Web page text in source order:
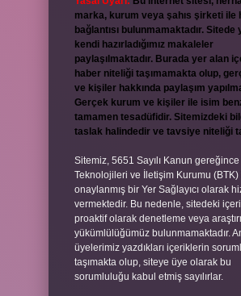
marka, kurum veya şahıs şirketi ile
bağlantısı bulunmamaktadır. Sitede
kendi hazırladığımız makaleler
paylaşılmaktadır. Burada yer alan
haber niteliği taşımamakta olup,
ve kişiler hakkında paylaşım
Gerçek kurum ve kişiler ile isim
tamamen tesadüfidir. Sitemizdeki
taslak halindedir ve tavsiye niteliği
Sitemiz, 5651 Sayılı Kanun
Teknolojileri ve İletişim Kurumu (BTK)
onaylanmış bir Yer Sağlayıcı olarak
vermektedir. Bu nedenle, sitedeki
proaktif olarak denetleme veya
yükümlülüğümüz bulunmamaktadır.
üyelerimiz yazdıkları içeriklerin
taşımakta olup, siteye üye olarak bu
sorumluluğu kabul etmiş sayılırlar.